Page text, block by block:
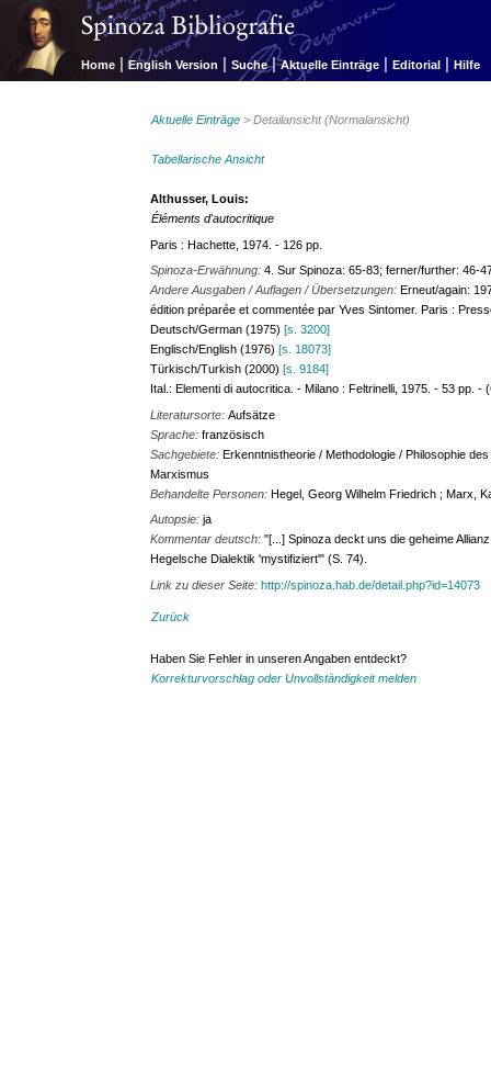
Home | English Version | Suche | Aktuelle Einträge | Editorial | Hilfe
Aktuelle Einträge > Detailansicht (Normalansicht)
Tabellarische Ansicht
Althusser, Louis:
Éléments d'autocritique
Paris : Hachette, 1974. - 126 pp.
Spinoza-Erwähnung:4. Sur Spinoza: 65-83; ferner/further: 46-
Andere Ausgaben / Auflagen / Übersetzungen:Erneut/again:
édition préparée et commentée par Yves Sintomer. Paris :
Deutsch/German (1975)[s. 3200]
Englisch/English (1976)[s. 18073]
Türkisch/Turkish (2000)[s. 9184]
Ital.: Elementi di autocritica. - Milano : Feltrinelli, 1975. - 53 pp. -
Literatursorte:Aufsätze
Sprache:französisch
Sachgebiete:Erkenntnistheorie / Methodologie / Philosophie
Marxismus
Behandelte Personen:Hegel, Georg Wilhelm Friedrich ; Marx,
Autopsie:ja
Kommentar deutsch:"[...] Spinoza deckt uns die geheime
Hegelsche Dialektik 'mystifiziert'" (S. 74).
Link zu dieser Seite:http://spinoza.hab.de/detail.php?id=14073
Zurück
Haben Sie Fehler in unseren Angaben entdeckt?
Korrekturvorschlag oder Unvollständigkeit melden